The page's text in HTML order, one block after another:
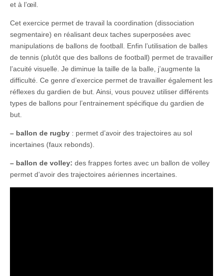
et à l’œil.
Cet exercice permet de travail la coordination (dissociation
segmentaire) en réalisant deux taches superposées avec
manipulations de ballons de football. Enfin l’utilisation de balles
de tennis (plutôt que des ballons de football) permet de travailler
l’acuité visuelle. Je diminue la taille de la balle, j’augmente la
difficulté. Ce genre d’exercice permet de travailler également les
réflexes du gardien de but. Ainsi, vous pouvez utiliser différents
types de ballons pour l’entrainement spécifique du gardien de
but.
– ballon de rugby : permet d’avoir des trajectoires au sol
incertaines (faux rebonds).
– ballon de volley: des frappes fortes avec un ballon de volley
permet d’avoir des trajectoires aériennes incertaines.